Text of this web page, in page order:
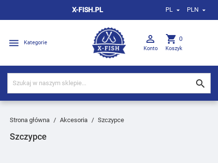
X-FISH.PL PL  PLN 
 Kategorie 
Konto
shopping_cart 0
Koszyk

Strona główna Akcesoria Szczypce
Szczypce